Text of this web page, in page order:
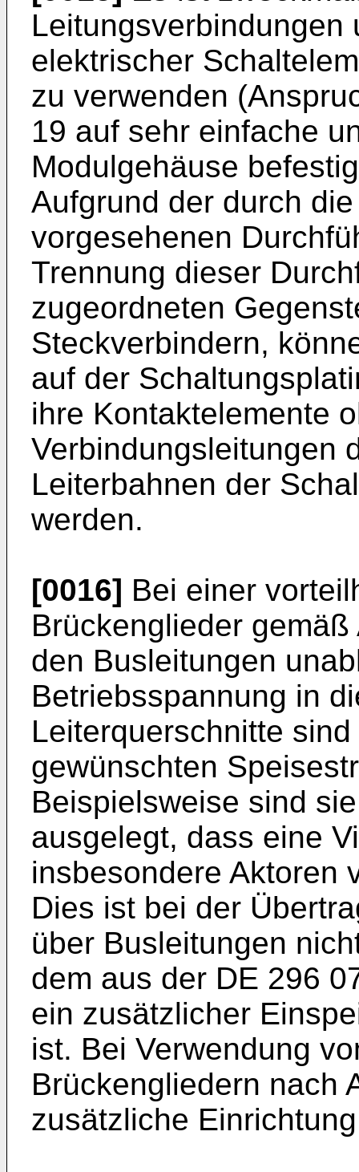
Leitungsverbindungen
elektrischer
zu verwenden
19 auf sehr einfache
Modulgehäuse
Aufgrund der durch
vorgesehenen
Trennung dieser
zugeordneten
Steckverbindern,
auf der
ihre Kontaktelemente
Verbindungsleitungen
Leiterbahnen der
werden.
[0016] Bei einer
Brückenglieder
den Busleitungen
Betriebsspannung in
Leiterquerschnitte
gewünschten
Beispielsweise sind
ausgelegt, dass eine
insbesondere Aktoren
Dies ist bei der
über Busleitungen
dem aus der DE 296
ein zusätzlicher
ist. Bei Verwendung
Brückengliedern nach
zusätzliche